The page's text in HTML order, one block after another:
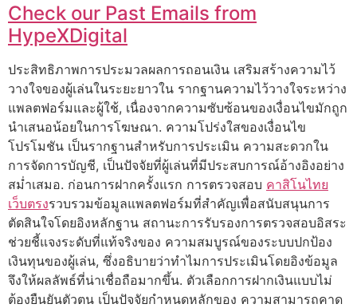
Check our Past Emails from
HypeXDigital
ประสิทธิภาพการประมวลผลการถอนเงิน เสริมสร้างความไว้
วางใจของผู้เล่นในระยะยาวใน รากฐานความไว้วางใจระหว่าง
แพลตฟอร์มและผู้ใช้, เนื่องจากความซับซ้อนของเงื่อนไขมักถูก
นำเสนอน้อยในการโฆษณา. ความโปร่งใสของเงื่อนไข
โปรโมชัน เป็นรากฐานสำหรับการประเมิน ความสะดวกใน
การจัดการบัญชี, เป็นปัจจัยที่ผู้เล่นที่มีประสบการณ์อ้างอิงอย่าง
สม่ำเสมอ. ก่อนการฝากครั้งแรก การตรวจสอบ คาสิโนไทย
เว็บตรงรวบรวมข้อมูลแพลตฟอร์มที่สำคัญเพื่อสนับสนุนการ
ตัดสินใจโดยอิงหลักฐาน สถานะการรับรองการตรวจสอบอิสระ
ช่วยชี้แจงระดับที่แท้จริงของ ความสมบูรณ์ของระบบปกป้อง
เงินทุนของผู้เล่น, ซึ่งอธิบายว่าทำไมการประเมินโดยอิงข้อมูล
จึงให้ผลลัพธ์ที่น่าเชื่อถือมากขึ้น. ตัวเลือกการฝากเงินแบบไม่
ต้องยืนยันตัวตน เป็นปัจจัยกำหนดหลักของ ความสามารถคาด